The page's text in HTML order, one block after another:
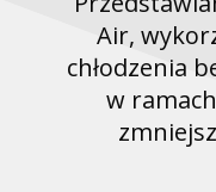
Air,
chłodzenia
w